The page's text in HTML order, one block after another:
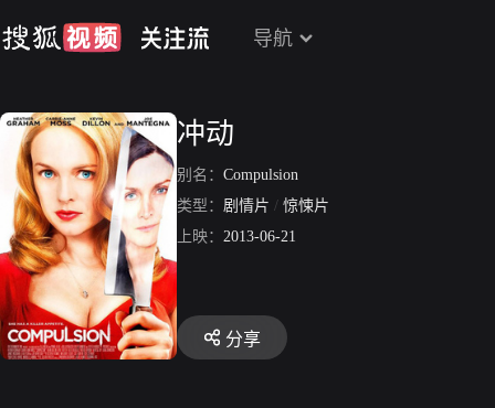
导航
冲动
别名： Compulsion
类型： 剧情片 / 惊悚片
上映： 2013-06-21
分享